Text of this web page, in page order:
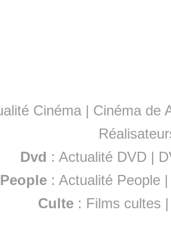
Cinéma | Cinéma de
Dvd : Actualité DVD |
People :Actualité People
Culte : Films cultes